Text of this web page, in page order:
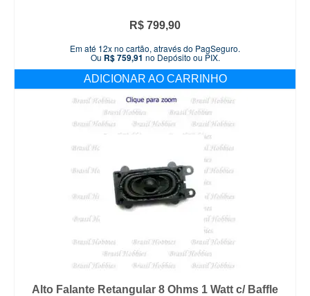
R$ 799,90
Em até 12x no cartão, através do PagSeguro.
Ou R$759,91 no Depósito ou PIX.
ADICIONAR AO CARRINHO
Alto Falante Retangular 8 Ohms 1 Watt c/ Baffle